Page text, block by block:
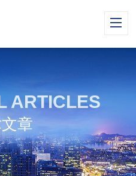
ARTICLES
章